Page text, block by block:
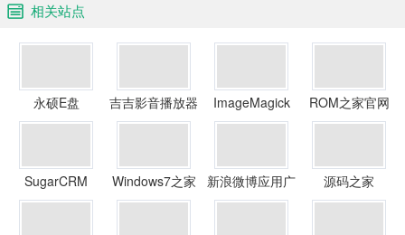
相关站点
永硕E盘 吉吉影音播放器 ImageMagick ROM之家官网
SugarCRM Windows7之家
新浪微博应用广
场
源码之家